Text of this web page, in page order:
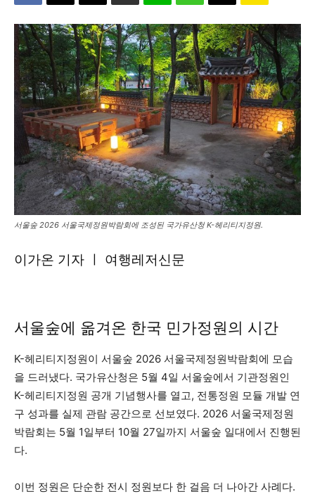
서울숲 2026 서울국제정원박람회에 조성된 국가유산청 K-헤리티지정원.
이가온 기자 ㅣ 여행레저신문
서울숲에 옮겨온 한국 민가정원의 시간
K-헤리티지정원이 서울숲 2026 서울국제정원박람회에 모습
을 드러냈다. 국가유산청은 5월 4일 서울숲에서 기관정원인
K-헤리티지정원 공개 기념행사를 열고, 전통정원 모듈 개발 연
구 성과를 실제 관람 공간으로 선보였다. 2026 서울국제정원
박람회는 5월 1일부터 10월 27일까지 서울숲 일대에서 진행된
다.
이번 정원은 단순한 전시 정원보다 한 걸음 더 나아간 사례다.